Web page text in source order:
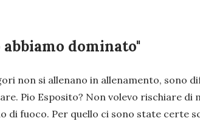
dominato"
non si allenano in allenamento, sono
Pio Esposito? Non volevo rischiare
fuoco. Per quello ci sono state certe